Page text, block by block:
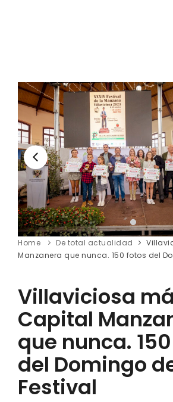
Home De total actualidad
Manzanera que nunca. 150 fotos del
Villaviciosa
Capital
que nunca.
del Domingo
Festival